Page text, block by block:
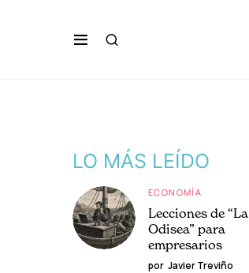
LO MÁS LEÍDO
ECONOMÍA
Lecciones de “La
Odisea” para
empresarios
por Javier Treviño